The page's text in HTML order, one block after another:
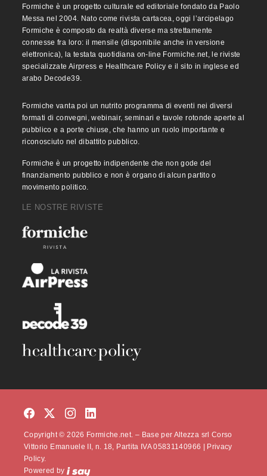
Formiche è un progetto culturale ed editoriale fondato da Paolo
Messa nel 2004. Nato come rivista cartacea, oggi l’arcipelago
Formiche è composto da realtà diverse ma strettamente
connesse fra loro: il mensile (disponibile anche in versione
elettronica), la testata quotidiana on-line Formiche.net, le riviste
specializzate Airpress e Healthcare Policy e il sito in inglese ed
arabo Decode39.
Formiche vanta poi un nutrito programma di eventi nei diversi
formati di convegni, webinair, seminari e tavole rotonde aperte al
pubblico e a porte chiuse, che hanno un ruolo importante e
riconosciuto nel dibattito pubblico.
Formiche è un progetto indipendente che non gode del
finanziamento pubblico e non è organo di alcun partito o
movimento politico.
LE NOSTRE RIVISTE
Copyright © 2026 Formiche.net. – Base per Altezza srl Corso
Vittorio Emanuele II, n. 18, Partita IVA 05831140966 |
Privacy
Policy.
Powered by